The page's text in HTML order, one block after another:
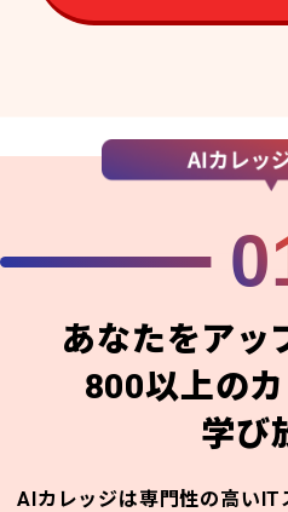
あなたをアッ
800以上の
学び
AIカレッジは専門性の高い